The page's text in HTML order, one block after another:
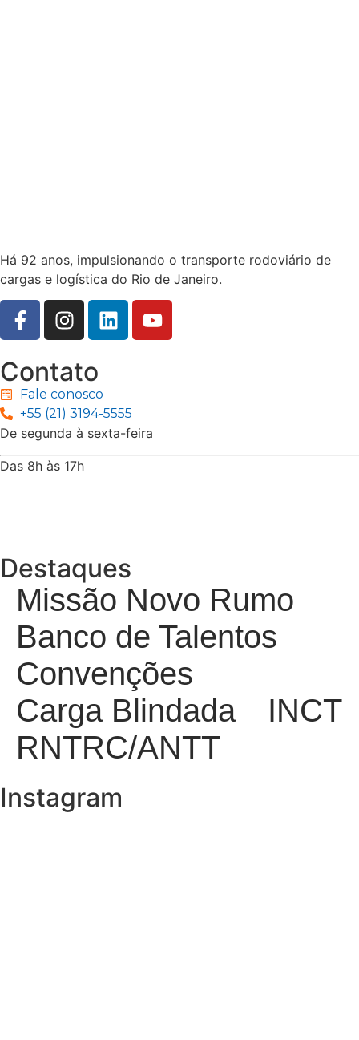
Há 92 anos, impulsionando o transporte rodoviário de
cargas e logística do Rio de Janeiro.
Contato
Fale conosco
+55 (21) 3194-5555
De segunda à sexta-feira
Das 8h às 17h
Destaques
Missão Novo Rumo
Banco de Talentos
Convenções
Carga Blindada
INCT
RNTRC/ANTT
Instagram